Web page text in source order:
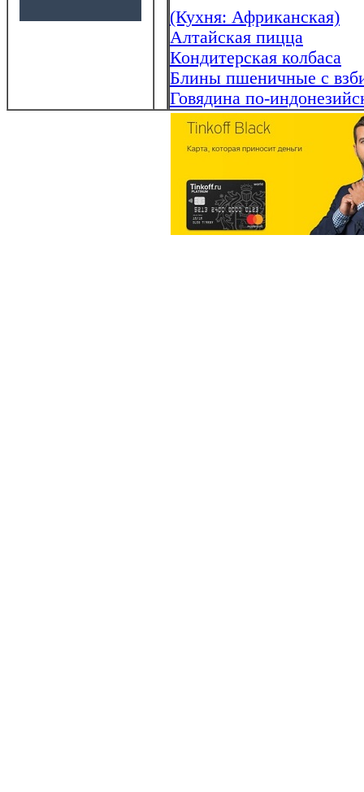
(Кухня: Африканская)
Алтайская пицца
Кондитерская колбаса
Блины пшеничные с
Говядина по-